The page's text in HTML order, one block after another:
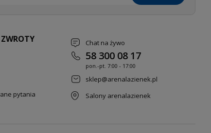
pytania
Chat na żywo
58 300 08 17
pon.-pt. 7:00 - 17:00
sklep@arenalazienek.pl
Salony arenalazienek